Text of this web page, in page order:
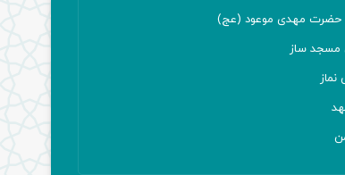
حضرت مهدی موعود (عج)
مسجد ساز